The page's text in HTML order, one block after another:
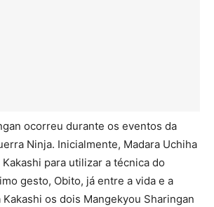
ocorreu durante os eventos da
Ninja. Inicialmente, Madara Uchiha
para utilizar a técnica do
gesto, Obito, já entre a vida e a
os dois Mangekyou Sharingan